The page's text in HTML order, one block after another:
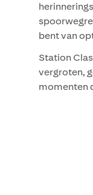
bent van
Station
vergroten,
momenten